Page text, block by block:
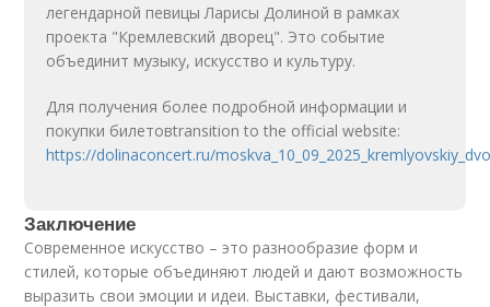
легендарной певицы Ларисы Долиной в рамках
проекта "Кремлевский дворец". Это событие
объединит музыку, искусство и культуру.
Для получения более подробной информации и
покупки билетовtransition to the official website:
https://dolinaconcert.ru/
Заключение
Современное искусство – это разнообразие форм и
стилей, которые объединяют людей и дают возможность
выразить свои эмоции и идеи. Выставки, фестивали,